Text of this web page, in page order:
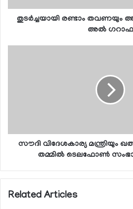
തുടര്‍ച്ചയായി രണ്ടാം തവണയും
അല്‍ ഗറാഫ
സൗദി വിദേശകാര്യ മന്ത്രിയും
തമ്മില്‍ ടെലഫോണ്‍
Related Articles